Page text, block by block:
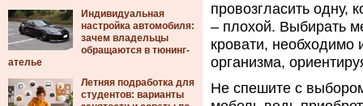
Индивидуальная
настройка автомобиля:
зачем владельцы
обращаются в тюнинг-
ателье
Летняя подработка для
студентов: варианты
провозгласить одну,
– плохой. Выбирать
кровати, необходимо
организма,
Не спешите с